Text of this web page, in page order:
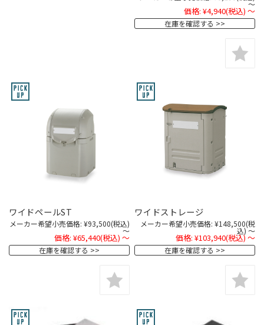
～
価格: ¥4,940(税込) ～
在庫を確認する
ワイドペールST
メーカー希望小売価格: ¥93,500(税込)
～
価格: ¥65,440(税込) ～
在庫を確認する
ワイドストレージ
メーカー希望小売価格: ¥148,500(税
込) ～
価格: ¥103,940(税込)～
在庫を確認する